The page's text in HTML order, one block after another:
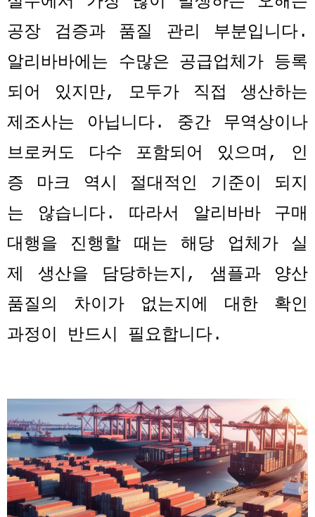
공장 검증과 품질 관리 부분입니다.
알리바바에는 수많은 공급업체가 등록
되어 있지만, 모두가 직접 생산하는
제조사는 아닙니다. 중간 무역상이나
브로커도 다수 포함되어 있으며 , 인
증 마크 역시 절대적인 기준이 되지
는 않습니다. 따라서 알리바바 구매
대행을 진행할 때는 해당 업체가 실
제 생산을 담당하는지 , 샘플과 양산
품질의 차이가 없는지에 대한 확인
과정이 반드시 필요합니다.